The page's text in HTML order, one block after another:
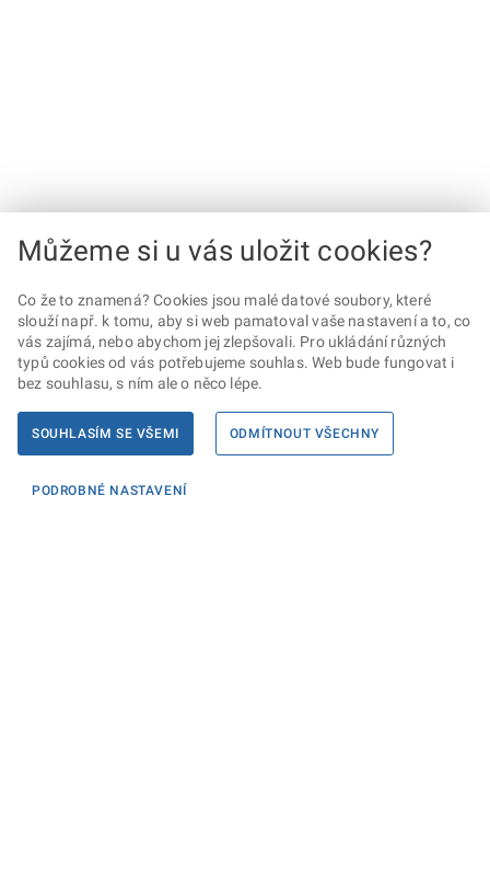
Můžeme si u vás uložit cookies?
Co že to znamená? Cookies jsou malé datové soubory, které
slouží např. k tomu, aby si web pamatoval vaše nastavení a to, co
vás zajímá, nebo abychom jej zlepšovali. Pro ukládání různých
typů cookies od vás potřebujeme souhlas. Web bude fungovat i
bez souhlasu, s ním ale o něco lépe.
SOUHLASÍM SE VŠEMI ODMÍTNOUT VŠECHNY
PODROBNÉ NASTAVENÍ